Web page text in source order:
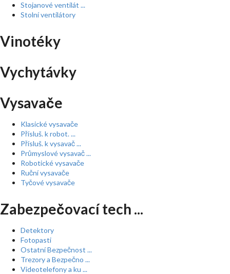
Stojanové ventilát ...
Stolní ventilátory
Vinotéky
Vychytávky
Vysavače
Klasické vysavače
Přísluš. k robot. ...
Přísluš. k vysavač ...
Průmyslové vysavač ...
Robotické vysavače
Ruční vysavače
Tyčové vysavače
Zabezpečovací tech ...
Detektory
Fotopasti
Ostatní Bezpečnost ...
Trezory a Bezpečno ...
Videotelefony a ku ...